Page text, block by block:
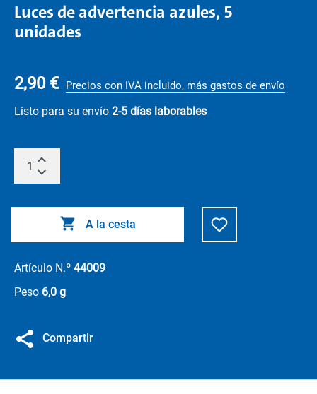
Luces de advertencia azules, 5
unidades
2,90 € Precios con IVA incluido, más gastos de envío
Listo para su envío 2-5 días laborables
A la cesta
Artículo N.º 44009
Peso 6,0 g
Compartir